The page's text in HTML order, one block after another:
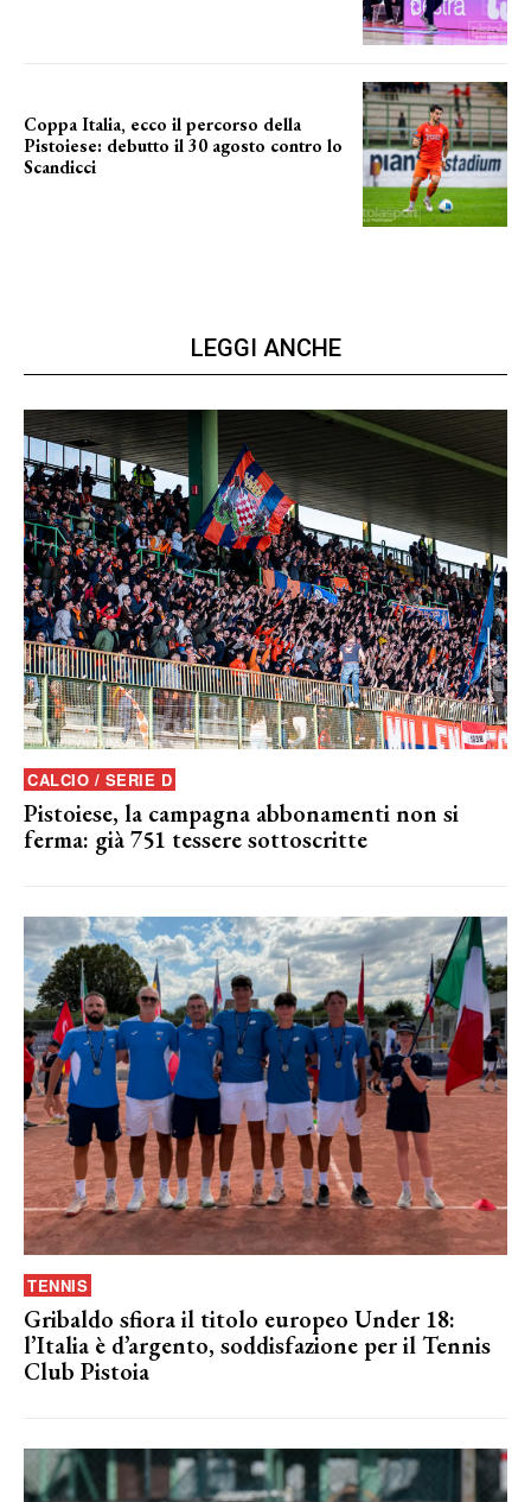
Coppa Italia, ecco il percorso della
Pistoiese: debutto il 30 agosto contro lo
Scandicci
LEGGI ANCHE
CALCIO / SERIE D
Pistoiese, la campagna abbonamenti non si
ferma: già 751 tessere sottoscritte
TENNIS
Gribaldo sfiora il titolo europeo Under 18:
l’Italia è d’argento, soddisfazione per il Tennis
Club Pistoia